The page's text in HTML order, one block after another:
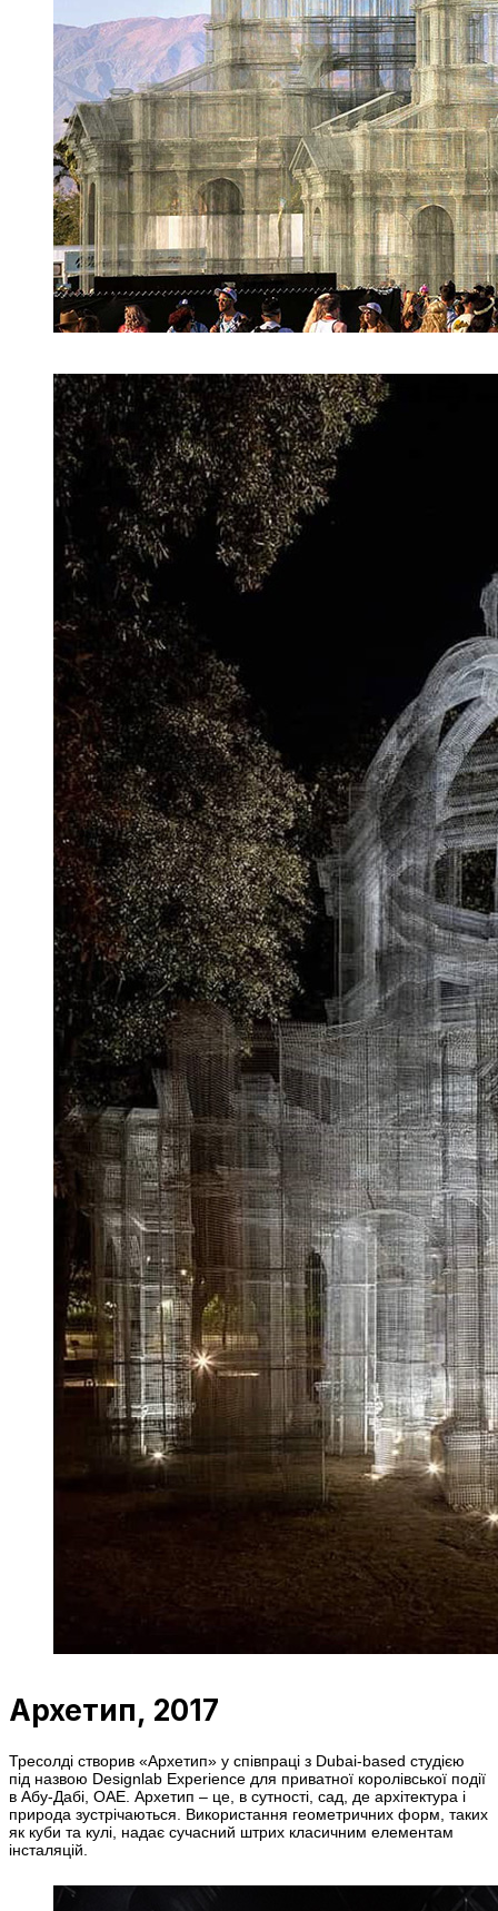
Архетип, 2017
Тресолді створив «Архетип» у співпраці з Dubai-based студією
під назвою Designlab Experience для приватної королівської події
в Абу-Дабі, ОАЕ. Архетип – це, в сутності, сад, де архітектура і
природа зустрічаються. Використання геометричних форм, таких
як куби та кулі, надає сучасний штрих класичним елементам
інсталяцій.